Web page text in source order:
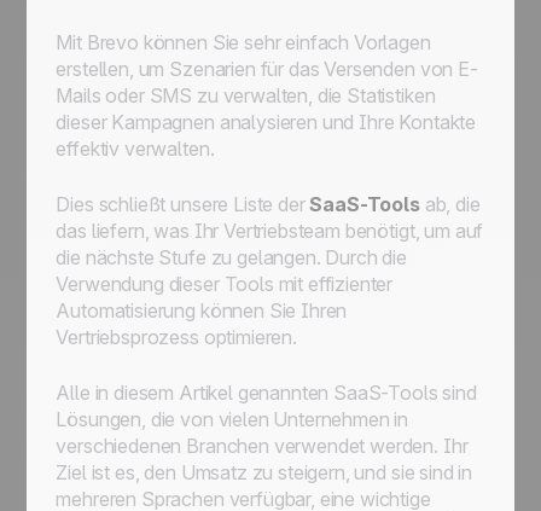
Mit Brevo können Sie sehr einfach Vorlagen
erstellen, um Szenarien für das Versenden von E-
Mails oder SMS zu verwalten, die Statistiken
dieser Kampagnen analysieren und Ihre Kontakte
effektiv verwalten.
Dies schließt unsere Liste derSaaS-Toolsab, die
das liefern, was Ihr Vertriebsteam benötigt, um auf
die nächste Stufe zu gelangen. Durch die
Verwendung dieser Tools mit effizienter
Automatisierung können Sie Ihren
Vertriebsprozess optimieren.
Alle in diesem Artikel genannten SaaS-Tools sind
Lösungen, die von vielen Unternehmen in
verschiedenen Branchen verwendet werden. Ihr
Ziel ist es, den Umsatz zu steigern, und sie sind in
mehreren Sprachen verfügbar, eine wichtige